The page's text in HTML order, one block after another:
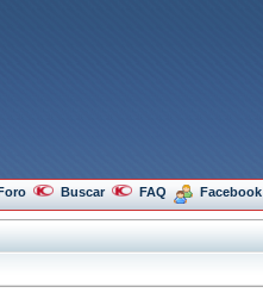
Buscar FAQ Facebook